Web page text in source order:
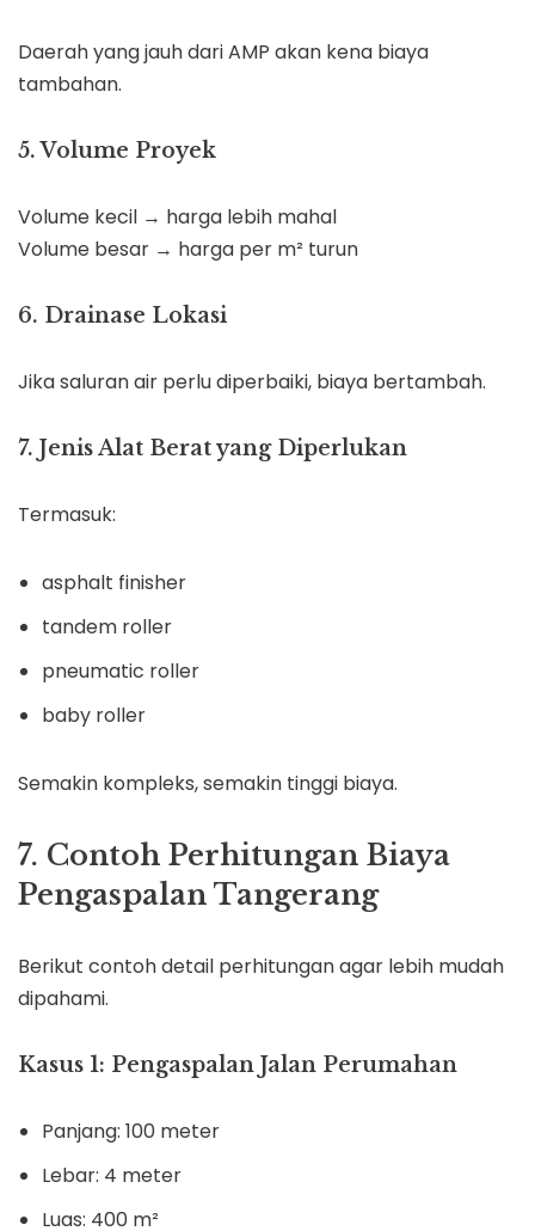
Daerah yang jauh dari AMP akan kena biaya
tambahan.
5. Volume Proyek
Volume kecil → harga lebih mahal
Volume besar → harga per m² turun
6. Drainase Lokasi
Jika saluran air perlu diperbaiki, biaya bertambah.
7. Jenis Alat Berat yang Diperlukan
Termasuk:
asphalt finisher
tandem roller
pneumatic roller
baby roller
Semakin kompleks, semakin tinggi biaya.
7. Contoh Perhitungan Biaya
Pengaspalan Tangerang
Berikut contoh detail perhitungan agar lebih mudah
dipahami.
Kasus 1: Pengaspalan Jalan Perumahan
Panjang: 100 meter
Lebar: 4 meter
Luas: 400 m²